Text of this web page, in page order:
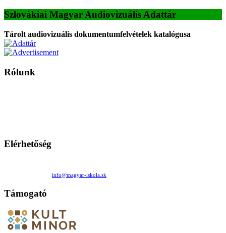
Szlovákiai Magyar Audiovizuális Adattár
Tárolt audiovizuális dokumentumfelvételek katalógusa
Rólunk
Elérhetőség
info@magyar-iskola.sk
Támogató